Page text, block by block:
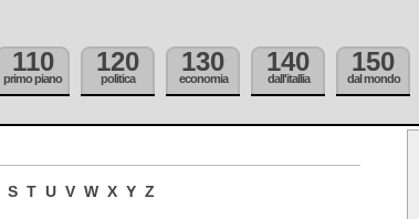
110
primo piano
120
politica
130
economia
140
dall'itallia
150
dal mondo
S T U V W X Y Z